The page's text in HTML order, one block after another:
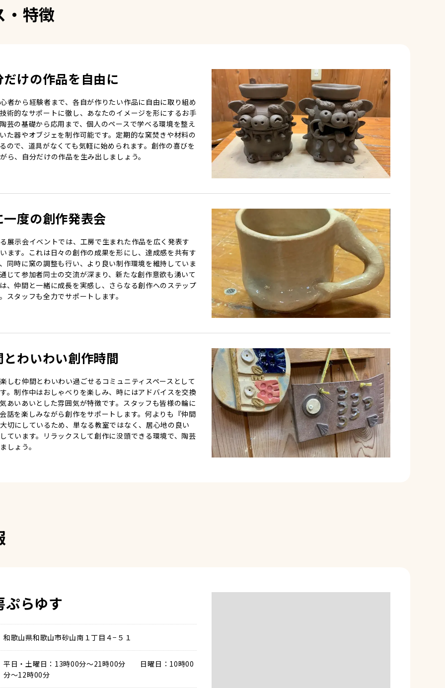
・特徴
だけの作品を自由に
者から経験者まで、各自が作りたい作品に自由に取り組め
術的なサポートに徹し、あなたのイメージを形にするお手
芸の基礎から応用まで、個人のペースで学べる環境を整え
た器やオブジェを制作可能です。定期的な窯焚きや材料の
ので、道具がなくても気軽に始められます。創作の喜びを
ら、自分だけの作品を生み出しましょう。
一度の創作発表会
展示会イベントでは、工房で生まれた作品を広く発表す
ます。これは日々の創作の成果を形にし、達成感を共有す
同時に窯の調整も行い、より良い制作環境を維持していま
じて参加者同士の交流が深まり、新たな創作意欲も湧いて
、仲間と一緒に成長を実感し、さらなる創作へのステップ
スタッフも全力でサポートします。
とわいわい創作時間
しむ仲間とわいわい過ごせるコミュニティスペースとして
。制作中はおしゃべりを楽しみ、時にはアドバイスを交換
あいあいとした雰囲気が特徴です。スタッフも皆様の輪に
話を楽しみながら創作をサポートします。何よりも『仲間
切にしているため、単なる教室ではなく、居心地の良い
ています。リラックスして創作に没頭できる環境で、陶芸
しょう。
ぷらゆす
和歌山県和歌山市砂山南１丁目４−５１
平日・土曜日：13時00分～21時00分 日曜日：10時00
分～12時00分